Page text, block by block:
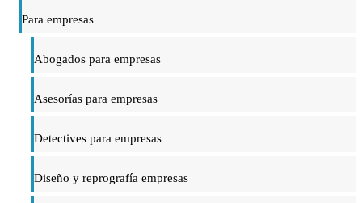
Para empresas
Abogados para empresas
Asesorías para empresas
Detectives para empresas
Diseño y reprografía empresas